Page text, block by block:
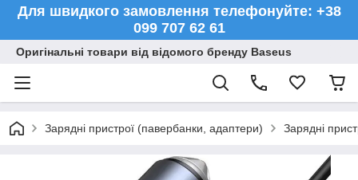
Для швидкого замовлення телефонуйте: +38
099 707 62 61
Оригінальні товари від відомого бренду Baseus
Зарядні пристрої (павербанки, адаптери) Зарядні